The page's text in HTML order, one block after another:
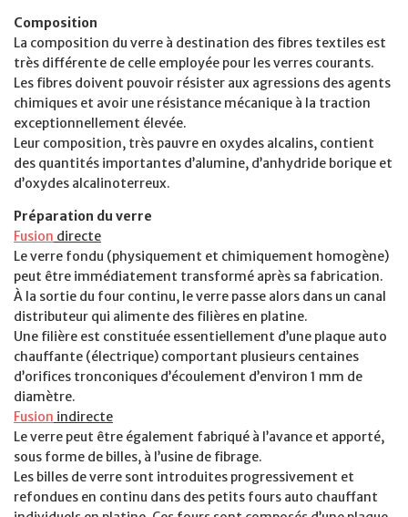
Composition
La composition du verre à destination des fibres textiles est
très différente de celle employée pour les verres courants.
Les fibres doivent pouvoir résister aux agressions des agents
chimiques et avoir une résistance mécanique à la traction
exceptionnellement élevée.
Leur composition, très pauvre en oxydes alcalins, contient
des quantités importantes d’alumine, d’anhydride borique et
d’oxydes alcalinoterreux.
Préparation du verre
Fusion directe
Le verre fondu (physiquement et chimiquement homogène)
peut être immédiatement transformé après sa fabrication.
À la sortie du four continu, le verre passe alors dans un canal
distributeur qui alimente des filières en platine.
Une filière est constituée essentiellement d’une plaque auto
chauffante (électrique) comportant plusieurs centaines
d’orifices tronconiques d’écoulement d’environ 1 mm de
diamètre.
Fusion indirecte
Le verre peut être également fabriqué à l’avance et apporté,
sous forme de billes, à l’usine de fibrage.
Les billes de verre sont introduites progressivement et
refondues en continu dans des petits fours auto chauffant